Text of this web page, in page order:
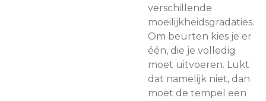
verschillende
moeilijkheidsgradaties.
Om beurten kies je er
één, die je volledig
moet uitvoeren. Lukt
dat namelijk niet, dan
moet de tempel een